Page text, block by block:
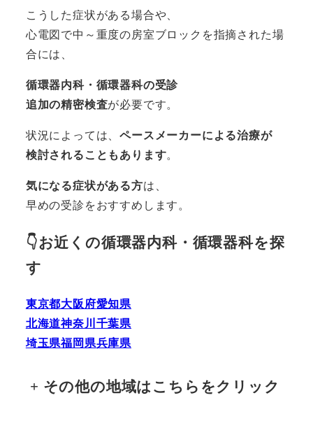
こうした症状がある場合や、
心電図で中～重度の房室ブロックを指摘された場
合には、
循環器内科・循環器科の受診
追加の精密検査が必要です。
状況によっては、ペースメーカーによる治療が
検討されることもあります。
気になる症状がある方は、
早めの受診をおすすめします。
👇お近くの循環器内科・循環器科を探
す
東京都大阪府愛知県
北海道神奈川 千葉県
埼玉県福岡県兵庫県
+ その他の地域はこちらをクリック